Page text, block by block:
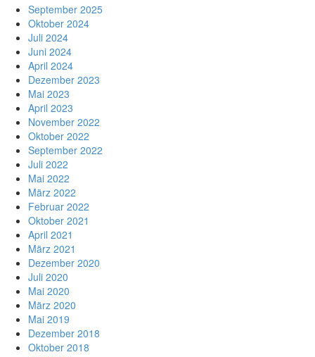
September 2025
Oktober 2024
Juli 2024
Juni 2024
April 2024
Dezember 2023
Mai 2023
April 2023
November 2022
Oktober 2022
September 2022
Juli 2022
Mai 2022
März 2022
Februar 2022
Oktober 2021
April 2021
März 2021
Dezember 2020
Juli 2020
Mai 2020
März 2020
Mai 2019
Dezember 2018
Oktober 2018